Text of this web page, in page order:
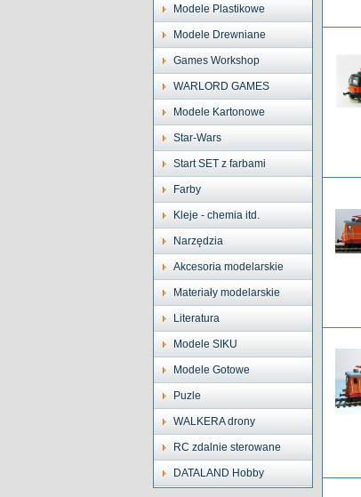
Modele Plastikowe
Modele Drewniane
Games Workshop
WARLORD GAMES
Modele Kartonowe
Star-Wars
Start SET z farbami
Farby
Kleje - chemia itd.
Narzędzia
Akcesoria modelarskie
Materiały modelarskie
Literatura
Modele SIKU
Modele Gotowe
Puzle
WALKERA drony
RC zdalnie sterowane
DATALAND Hobby